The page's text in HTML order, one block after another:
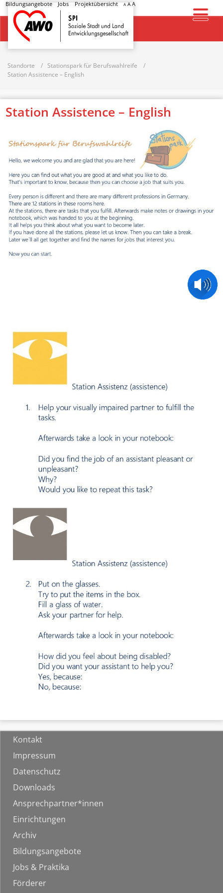
Bildungsangebote Jobs Projektübersicht A AA
Startseite
Standorte
Stationspark für Berufswahlreife
Station Assistence – English
Station Assistence – English
Kontakt
Impressum
Datenschutz
Downloads
Ansprechpartner*innen
Einrichtungen
Archiv
Bildungsangebote
Jobs & Praktika
Förderer